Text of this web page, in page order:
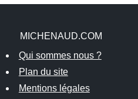
MICHENAUD.COM
Qui sommes nous ?
Plan du site
Mentions légales